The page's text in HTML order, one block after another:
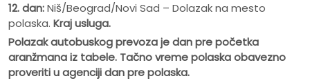
12. dan:Niš/Beograd/Novi Sad – Dolazak na mesto
polaska. Kraj usluga.
Polazak autobuskog prevoza je dan pre početka
aranžmana iz tabele. Tačno vreme polaska obavezno
proveriti u agenciji dan pre polaska.